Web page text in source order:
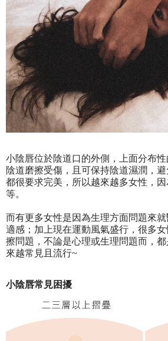
小陰唇位於陰道口的外側，上面分布
陰道磨擦受傷，且可保持陰道濕潤，
都很要求完美，所以越來越多女性，
等。
而有更多女性是因為生理方面問題來
適感；加上現在運動風氣盛行，很多
擦問題，不論是心理或生理問題而，
來越常見且流行~
小陰唇常見困擾